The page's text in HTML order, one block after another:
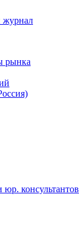
журнал
рынка
юр. консультантов